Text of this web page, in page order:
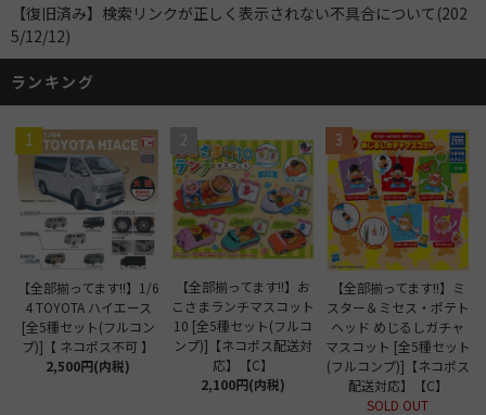
【復旧済み】検索リンクが正しく表示されない不具合について(202
5/12/12)
ランキング
1
【全部揃ってます!!】1/6
4 TOYOTA ハイエース
[全5種セット(フルコン
プ)]【 ネコポス不可 】
2,500円(内税)
2
【全部揃ってます!!】お
こさまランチマスコット
10 [全5種セット(フルコ
ンプ)]【ネコポス配送対
応】【C】
2,100円(内税)
3
【全部揃ってます!!】ミ
スター＆ミセス・ポテト
ヘッド めじるしガチャ
マスコット [全5種セット
(フルコンプ)]【ネコポス
配送対応】【C】
SOLD OUT